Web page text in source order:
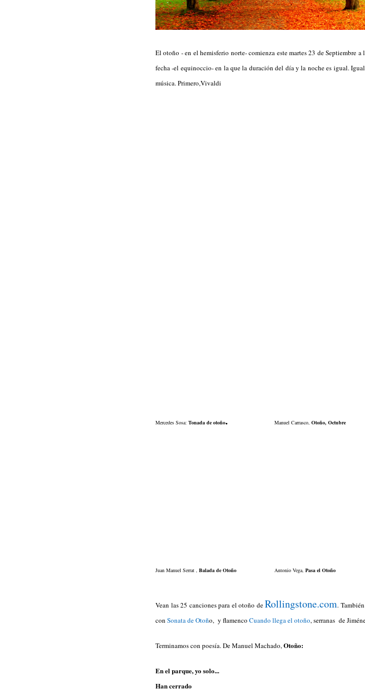
El otoño - en el hemisferio norte- comienza este martes 23 de Septiembre
fecha -el equinoccio- en la que la duración del día y la noche es igual.
música. Primero,Vivaldi
Mercedes Sosa: Tonada de otoño. Manuel Carrasco, Otoño, Octubre
Juan Manuel Serrat , Balada de Otoño Antonio Vega, Pasa el Otoño
Vean las 25 canciones para el otoño deRollingstone.com.
con Sonata de Otoño, y flamenco Cuando llega el otoño, serranas de
Terminamos con poesía. De Manuel Machado,Otoño:
En el parque, yo solo...
Han cerrado